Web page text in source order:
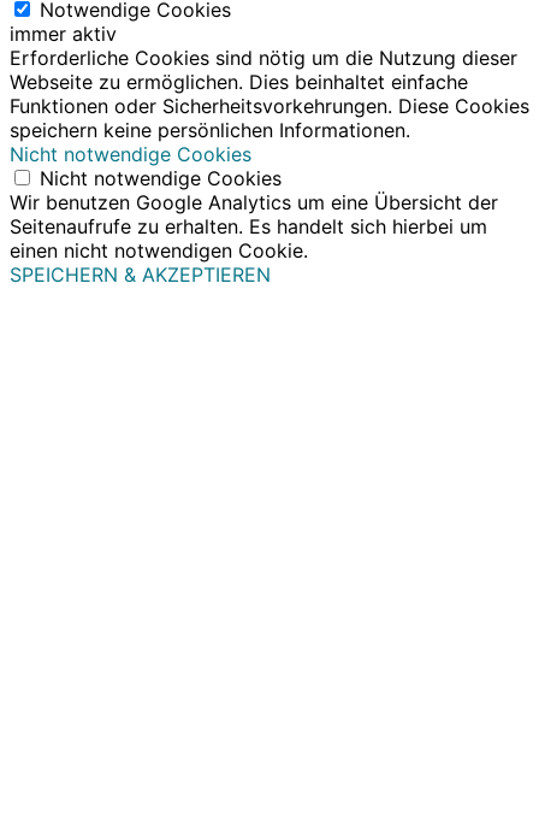
Notwendige Cookies
immer aktiv
Erforderliche Cookies sind nötig um die Nutzung dieser
Webseite zu ermöglichen. Dies beinhaltet einfache
Funktionen oder Sicherheitsvorkehrungen. Diese Cookies
speichern keine persönlichen Informationen.
Nicht notwendige Cookies
Nicht notwendige Cookies
Wir benutzen Google Analytics um eine Übersicht der
Seitenaufrufe zu erhalten. Es handelt sich hierbei um
einen nicht notwendigen Cookie.
SPEICHERN & AKZEPTIEREN